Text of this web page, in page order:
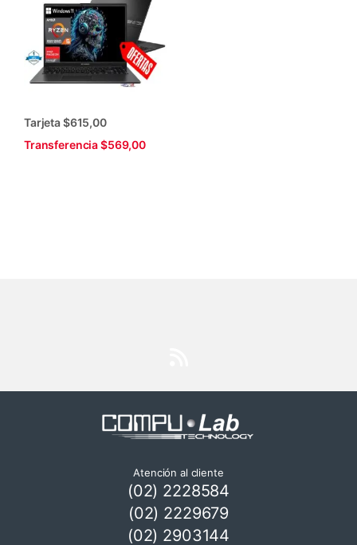
Tarjeta $615,00
Transferencia $569,00
Atención al cliente
(02) 2228584
(02) 2229679
(02) 2903144